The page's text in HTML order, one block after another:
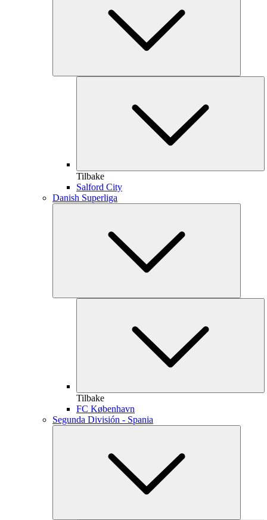
Tilbake
Salford City
Danish Superliga
Tilbake
FC København
Segunda División - Spania